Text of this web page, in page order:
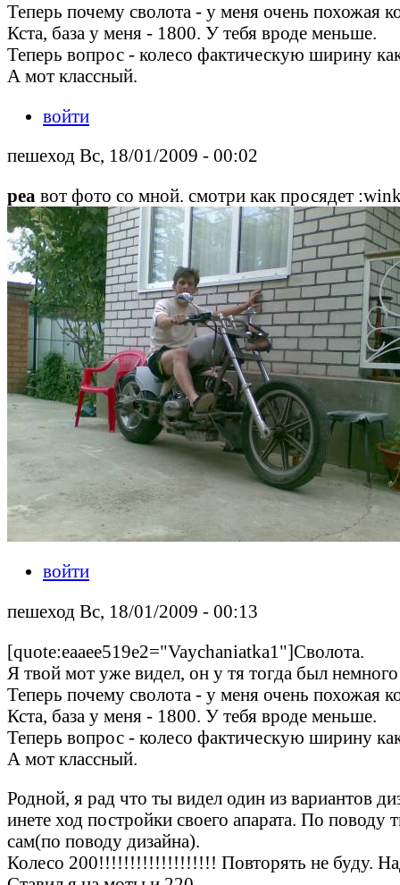
Теперь почему сволота - у меня очень похожая
Кста, база у меня - 1800. У тебя вроде меньше.
Теперь вопрос - колесо фактическую ширину
А мот классный.
войти
пешеход Вс, 18/01/2009 - 00:02
pea вот фото со мной. смотри как просядет
войти
пешеход Вс, 18/01/2009 - 00:13
[quote:eaaee519e2="Vaychaniatka1"]Сволота.
Я твой мот уже видел, он у тя тогда был
Теперь почему сволота - у меня очень похожая
Кста, база у меня - 1800. У тебя вроде меньше.
Теперь вопрос - колесо фактическую ширину
А мот классный.
Родной, я рад что ты видел один из вариантов
инете ход постройки своего апарата. По
сам(по поводу дизайна).
Колесо 200!!!!!!!!!!!!!!!!!!! Повторять не буду.